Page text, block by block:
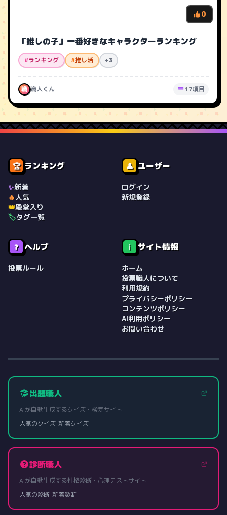
0
「推しの子」一番好きなキャラクターランキング
#ランキング #推し活 +3
職 職人くん 17項目
🏆 ランキング
✨新着
🔥人気
👑殿堂入り
🏷️タグ一覧
👤 ユーザー
ログイン
新規登録
❓ ヘルプ
投票ルール
ℹ️ サイト情報
ホーム
投票職人について
利用規約
プライバシーポリシー
コンテンツポリシー
AI利用ポリシー
お問い合わせ
出題職人
AIが自動生成するクイズ・検定サイト
人気のクイズ|新着クイズ
診断職人
AIが自動生成する性格診断・心理テストサイト
人気の診断|新着診断